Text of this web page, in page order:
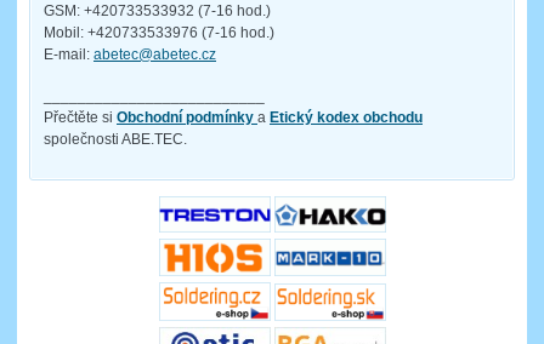
GSM: +420733533932 (7-16 hod.)
Mobil: +420733533976 (7-16 hod.)
E-mail: abetec@abetec.cz
Přečtěte si Obchodní podmínky a Etický kodex obchodu
společnosti ABE.TEC.